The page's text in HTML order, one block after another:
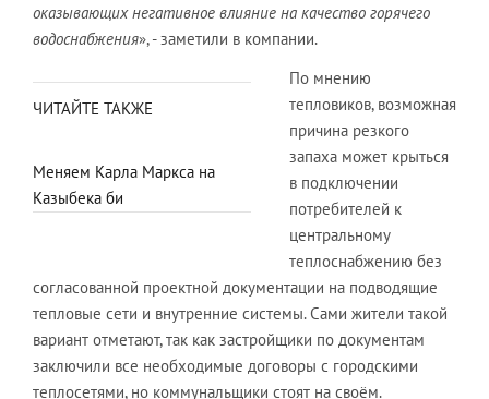
оказывающих негативное влияние на качество горячего
водоснабжения», - заметили в компании.
ЧИТАЙТЕ ТАКЖЕ
Меняем Карла Маркса на
Казыбека би
По мнению
тепловиков, возможная
причина резкого
запаха может крыться
в подключении
потребителей к
центральному
теплоснабжению без
согласованной проектной документации на подводящие
тепловые сети и внутренние системы. Сами жители такой
вариант отметают, так как застройщики по документам
заключили все необходимые договоры с городскими
теплосетями, но коммунальщики стоят на своём.